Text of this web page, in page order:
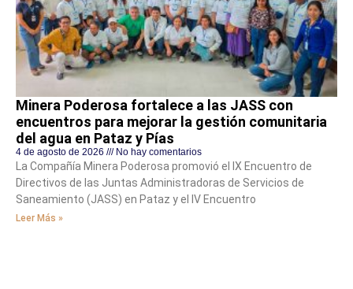
Minera Poderosa fortalece a las JASS con
encuentros para mejorar la gestión comunitaria
del agua en Pataz y Pías
4 de agosto de 2026 No hay comentarios
La Compañía Minera Poderosa promovió el IX Encuentro de
Directivos de las Juntas Administradoras de Servicios de
Saneamiento (JASS) en Pataz y el IV Encuentro
Leer Más »